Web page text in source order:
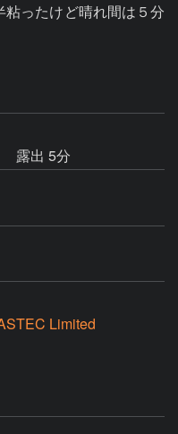
ったけど晴れ間は５分
露出 5分
Limited